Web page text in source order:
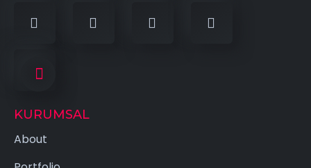
KURUMSAL
About